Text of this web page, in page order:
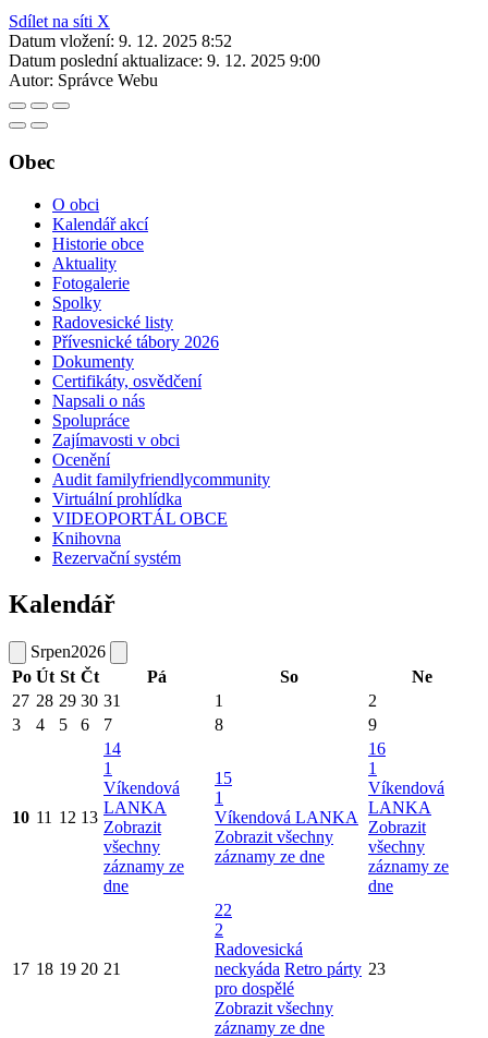
Sdílet na síti X
Datum vložení: 9. 12. 2025 8:52
Datum poslední aktualizace: 9. 12. 2025 9:00
Autor: Správce Webu
Obec
O obci
Kalendář akcí
Historie obce
Aktuality
Fotogalerie
Spolky
Radovesické listy
Přívesnické tábory 2026
Dokumenty
Certifikáty, osvědčení
Napsali o nás
Spolupráce
Zajímavosti v obci
Ocenění
Audit familyfriendlycommunity
Virtuální prohlídka
VIDEOPORTÁL OBCE
Knihovna
Rezervační systém
Kalendář
Srpen2026
Po Út St Čt Pá So
Ne
27 28 29 30 31 1
2
3
4 5 6 7 8 9
10 11 12 13
14
1
Víkendová
LANKA
Zobrazit
všechny
záznamy ze
dne
15
1
Víkendová LANKA
Zobrazit všechny
záznamy ze dne
16
1
Víkendová
LANKA
Zobrazit
všechny
záznamy ze
dne
17 18 19 20 21
22
2
Radovesická
neckyáda Retro párty
pro dospělé
Zobrazit všechny
záznamy ze dne
23